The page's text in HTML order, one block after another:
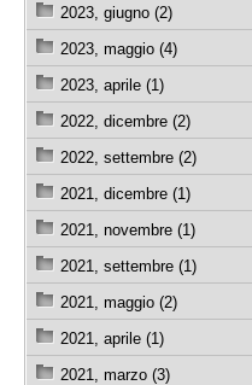
2023, giugno (2)
2023, maggio (4)
2023, aprile (1)
2022, dicembre (2)
2022, settembre (2)
2021, dicembre (1)
2021, novembre (1)
2021, settembre (1)
2021, maggio (2)
2021, aprile (1)
2021, marzo (3)